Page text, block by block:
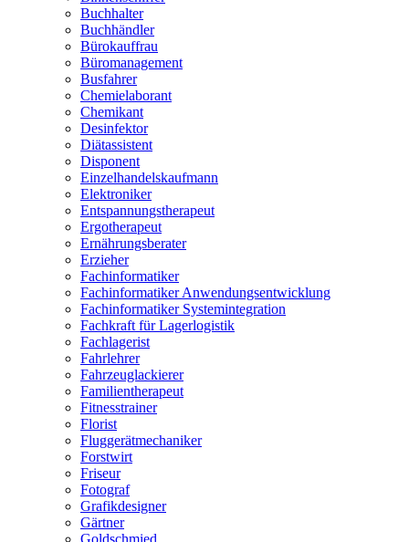
Buchhalter
Buchhändler
Bürokauffrau
Büromanagement
Busfahrer
Chemielaborant
Chemikant
Desinfektor
Diätassistent
Disponent
Einzelhandelskaufmann
Elektroniker
Entspannungstherapeut
Ergotherapeut
Ernährungsberater
Erzieher
Fachinformatiker
Fachinformatiker Anwendungsentwicklung
Fachinformatiker Systemintegration
Fachkraft für Lagerlogistik
Fachlagerist
Fahrlehrer
Fahrzeuglackierer
Familientherapeut
Fitnesstrainer
Florist
Fluggerätmechaniker
Forstwirt
Friseur
Fotograf
Grafikdesigner
Gärtner